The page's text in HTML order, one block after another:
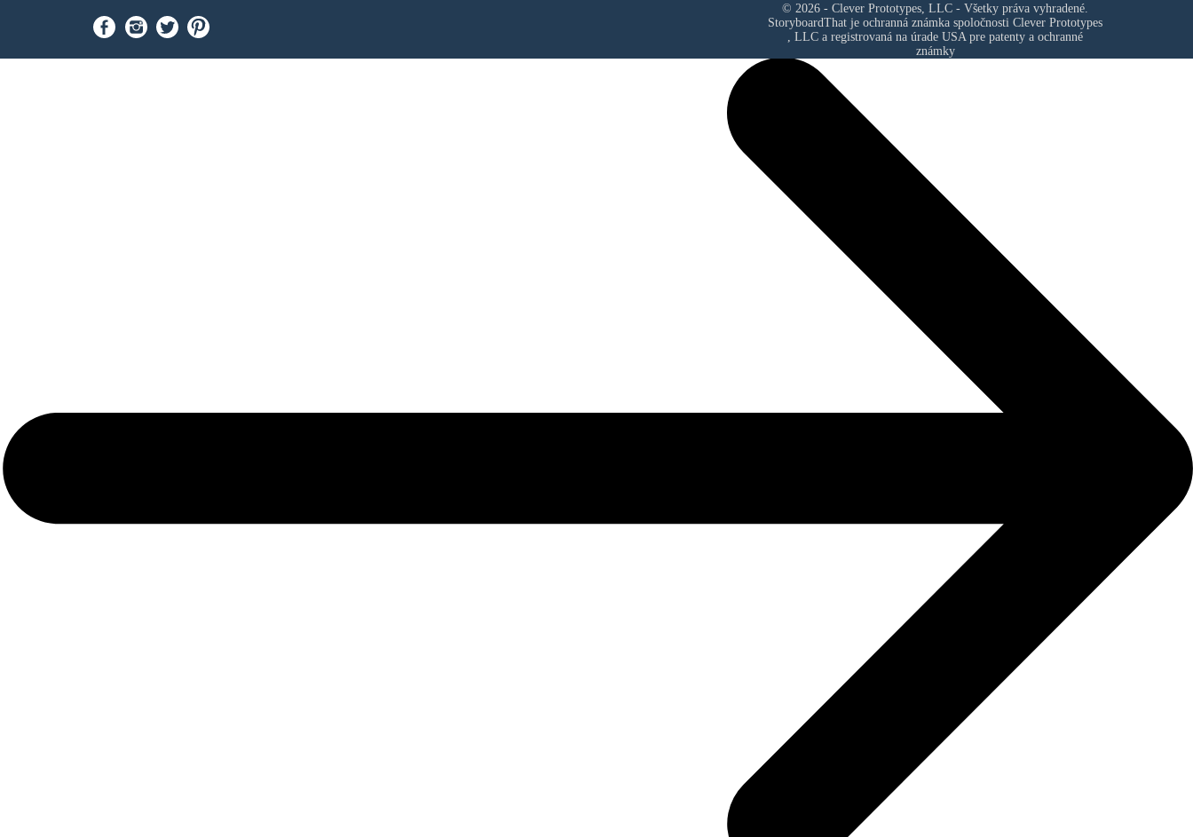
© 2026 - Clever Prototypes, LLC - Všetky práva vyhradené.
StoryboardThat je ochranná známka spoločnosti Clever Prototypes
, LLC a registrovaná na úrade USA pre patenty a ochranné
známky